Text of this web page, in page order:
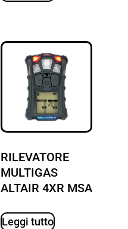
RILEVATORE
MULTIGAS
ALTAIR 4XR MSA
Leggi tutto